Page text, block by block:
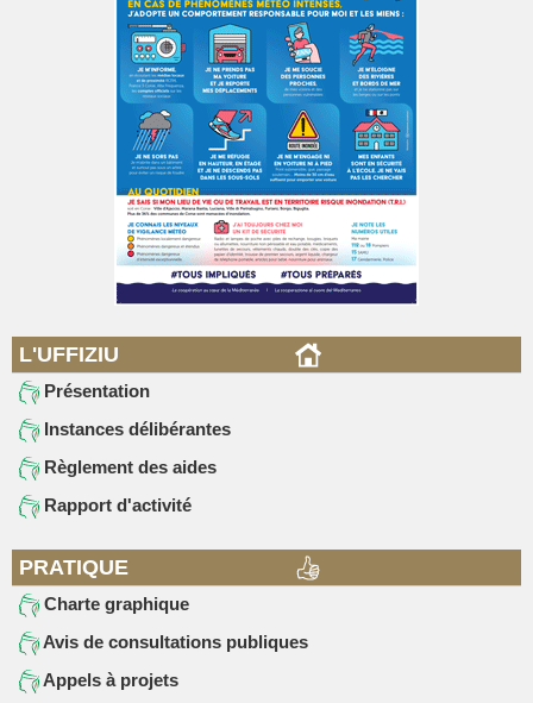
L'UFFIZIU
Présentation
Instances délibérantes
Règlement des aides
Rapport d'activité
PRATIQUE
Charte graphique
Avis de consultations publiques
Appels à projets